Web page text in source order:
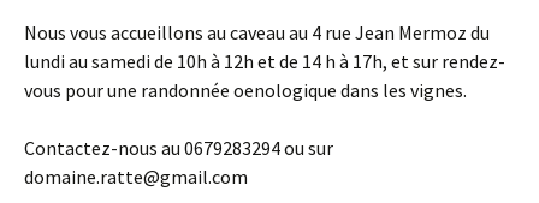
Nous vous accueillons au caveau au 4 rue Jean Mermoz du
lundi au samedi de 10h à 12h et de 14 h à 17h, et sur rendez-
vous pour une randonnée oenologique dans les vignes.
Contactez-nous au 0679283294 ou sur
domaine.ratte@gmail.com